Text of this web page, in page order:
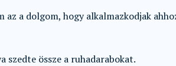
az a dolgom, hogy alkalmazkodjak
szedte össze a ruhadarabokat.